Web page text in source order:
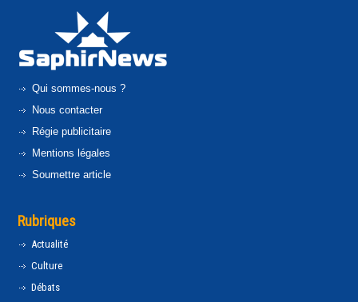
Qui sommes-nous ?
Nous contacter
Régie publicitaire
Mentions légales
Soumettre article
Rubriques
Actualité
Culture
Débats